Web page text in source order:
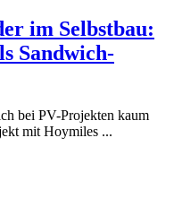
im Selbstbau:
Sandwich-
bei PV-Projekten kaum
mit Hoymiles ...